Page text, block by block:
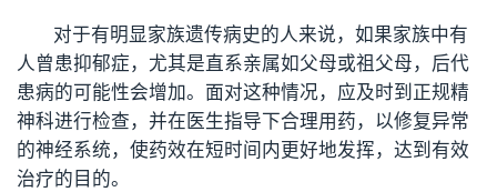
对于有明显家族遗传病史的人来说，如果家族中有
人曾患抑郁症，尤其是直系亲属如父母或祖父母，后代
患病的可能性会增加。面对这种情况，应及时到正规精
神科进行检查，并在医生指导下合理用药，以修复异常
的神经系统，使药效在短时间内更好地发挥，达到有效
治疗的目的。